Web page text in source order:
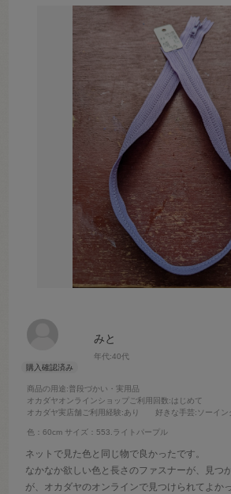
みと
年代:40代
商品の用途:普段づかい・実用品
オカダヤオンラインショップご利用回数:はじめて
オカダヤ実店舗ご利用経験:あり 好きな手芸:ソーイン
色：60cm サイズ：553.ライトパープル
ネットで見た色と同じ物で良かったです。
なかなか欲しい色と長さのファスナーが、見つ
が、オカダヤのオンラインで見つけられてよか